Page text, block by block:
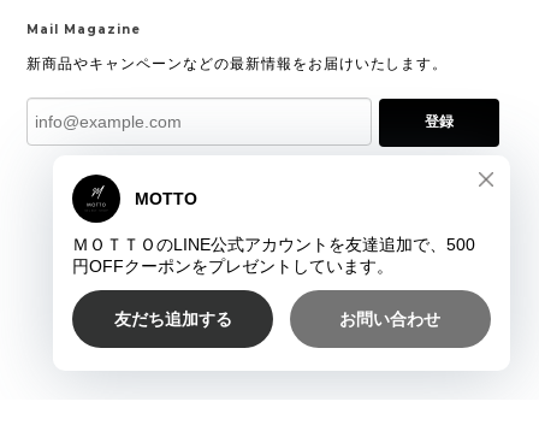
Mail Magazine
新商品やキャンペーンなどの最新情報をお届けいたします。
登録